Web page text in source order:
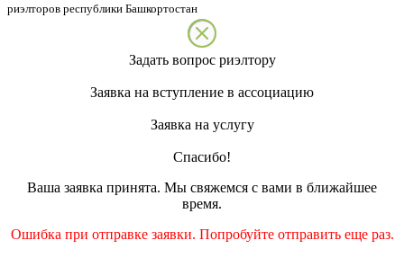
риэлторов республики Башкортостан
Задать вопрос риэлтору
Заявка на вступление в ассоциацию
Заявка на услугу
Спасибо!
Ваша заявка принята. Мы свяжемся с вами в ближайшее
время.
Ошибка при отправке заявки. Попробуйте отправить еще раз.